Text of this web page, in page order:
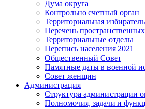
Дума округа
Контрольно счетный орган
Территориальная
Перечень
Территориальные отделы
Перепись населения 2021
Общественный Совет
Памятные даты в военной
Совет женщин
Администрация
Структура администрации
Полномочия, задачи и